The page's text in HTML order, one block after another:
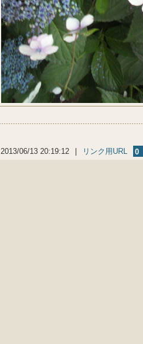
2013/06/13 20:19:12 リンク用URL 0